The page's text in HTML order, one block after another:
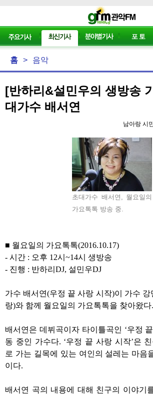
홈 > 음악
[반하리&설민우의 생방송
대가수 배서연
남아랑 시
초대가수 배서연, 월요일의
가요톡톡 방송 중.
■ 월요일의 가요톡톡(2016.10.17)
- 시간 : 오후 12시 ~14시 생방송
- 진행 : 반하리 DJ, 설민우DJ
가수 배서연(우정 끝 사랑 시작)이 가수 강
랑)와 함께 월요일의 가요톡톡을 찾아왔다.
배서연은 데뷔곡이자 타이틀곡인 ‘우정
동 중인 가수다. ‘우정 끝 사랑 시작’은
로 가는 길목에 있는 여인의 설레는 마음
이다.
배서연 곡의 내용에 대해 친구의 이야기